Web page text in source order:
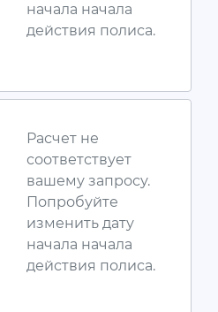
начала начала
действия полиса.
Расчет не
соответствует
вашему запросу.
Попробуйте
изменить дату
начала начала
действия полиса.